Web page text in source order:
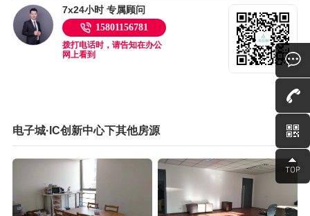
7x24小时 专属顾问
15801156781
拨打电话时，请告知在办公
网上看到
电子城·IC创新中心下其他房源